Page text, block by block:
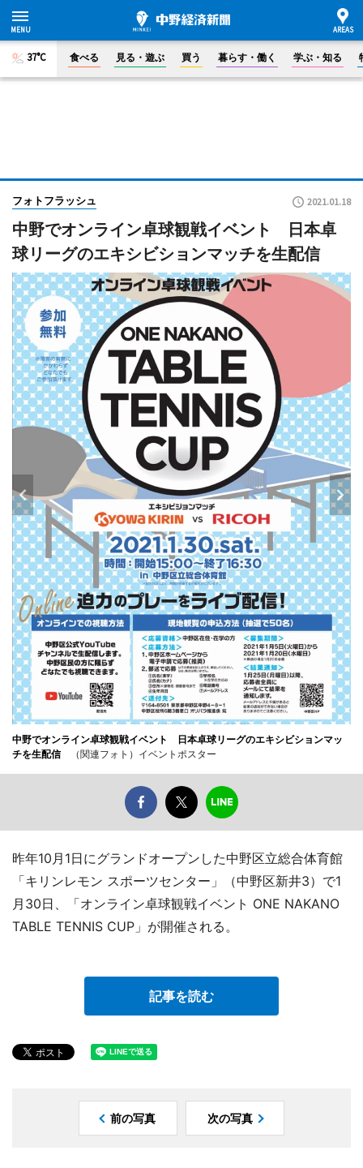
37°C 食べる 見る・遊ぶ 買う 暮らす・働く 学ぶ・知る
フォトフラッシュ 2021.01.18
中野でオンライン卓球観戦イベント 日本卓
球リーグのエキシビションマッチを生配信
中野でオンライン卓球観戦イベント 日本卓球リーグのエキシビションマッ
チを生配信（関連フォト）イベントポスター
昨年10月1日にグランドオープンした中野区立総合体育館
「キリンレモン スポーツセンター」（中野区新井3）で1
月30日、「オンライン卓球観戦イベント ONE NAKANO
TABLE TENNIS CUP」が開催される。
記事を読む
前の写真 次の写真